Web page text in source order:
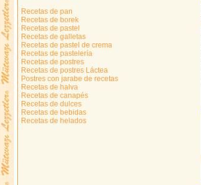
Recetas de pan
Recetas de borek
Recetas de pastel
Recetas de galletas
Recetas de pastel de crema
Recetas de pastelería
Recetas de postres
Recetas de postres Láctea
Postres con jarabe de recetas
Recetas de halva
Recetas de canapés
Recetas de dulces
Recetas de bebidas
Recetas de helados